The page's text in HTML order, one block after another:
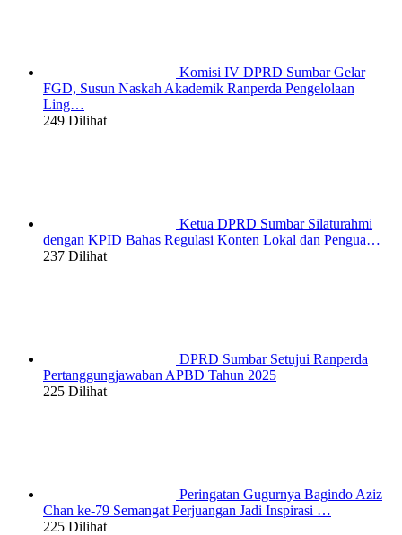
Komisi IV DPRD Sumbar Gelar
FGD, Susun Naskah Akademik Ranperda Pengelolaan
Ling…
249 Dilihat
Ketua DPRD Sumbar Silaturahmi
dengan KPID Bahas Regulasi Konten Lokal dan Pengua…
237 Dilihat
DPRD Sumbar Setujui Ranperda
Pertanggungjawaban APBD Tahun 2025
225 Dilihat
Peringatan Gugurnya Bagindo Aziz
Chan ke-79 Semangat Perjuangan Jadi Inspirasi …
225 Dilihat